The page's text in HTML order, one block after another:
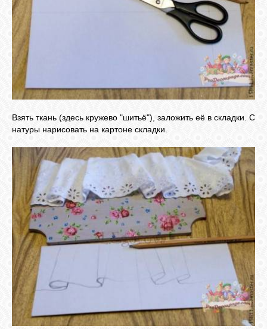
Взять ткань (здесь кружево "шитьё"), заложить её в складки. С
натуры нарисовать на картоне складки.